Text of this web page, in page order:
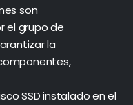
son
el grupo de
la
SSD instalado en el